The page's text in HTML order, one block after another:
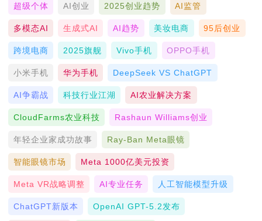
超级个体 AI创业 2025创业趋势 AI监管
多模态AI 生成式AI AI趋势 美妆电商 95后创业
跨境电商 2025旗舰 Vivo手机 OPPO手机
小米手机 华为手机 DeepSeek VS ChatGPT
AI争霸战 科技行业江湖 AI农业解决方案
CloudFarms农业科技 Rashaun Williams创业
年轻企业家成功故事 Ray-Ban Meta眼镜
智能眼镜市场 Meta 1000亿美元投资
Meta VR战略调整 AI专业任务 人工智能模型升级
ChatGPT新版本 OpenAI GPT-5.2发布